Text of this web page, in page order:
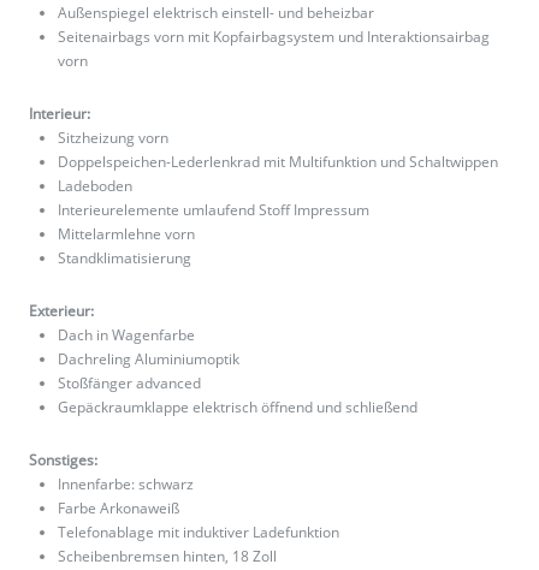
Außenspiegel elektrisch einstell- und beheizbar
Seitenairbags vorn mit Kopfairbagsystem und Interaktionsairbag
vorn
Interieur:
Sitzheizung vorn
Doppelspeichen-Lederlenkrad mit Multifunktion und Schaltwippen
Ladeboden
Interieurelemente umlaufend Stoff Impressum
Mittelarmlehne vorn
Standklimatisierung
Exterieur:
Dach in Wagenfarbe
Dachreling Aluminiumoptik
Stoßfänger advanced
Gepäckraumklappe elektrisch öffnend und schließend
Sonstiges:
Innenfarbe: schwarz
Farbe Arkonaweiß
Telefonablage mit induktiver Ladefunktion
Scheibenbremsen hinten, 18 Zoll